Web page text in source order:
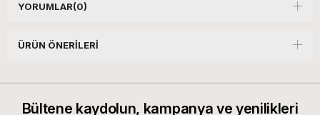
YORUMLAR(0)
ÜRÜN ÖNERILERI
Bültene kaydolun, kampanya ve yenilikleri